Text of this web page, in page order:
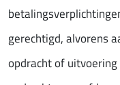
gerechtigd, alvorens
opdracht of